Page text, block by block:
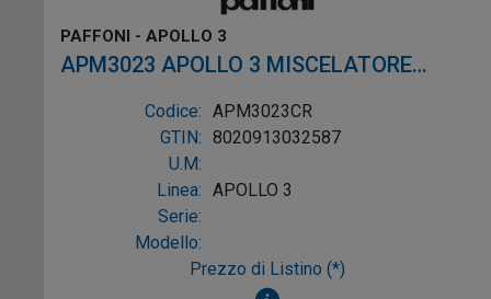
PAFFONI - APOLLO 3
APM3023 APOLLO 3 MISCELATORE
VASCA CON DUPLEX CROMO
Codice: APM3023CR
GTIN: 8020913032587
U.M:
Linea: APOLLO 3
Serie:
Modello:
Prezzo di Listino (*)